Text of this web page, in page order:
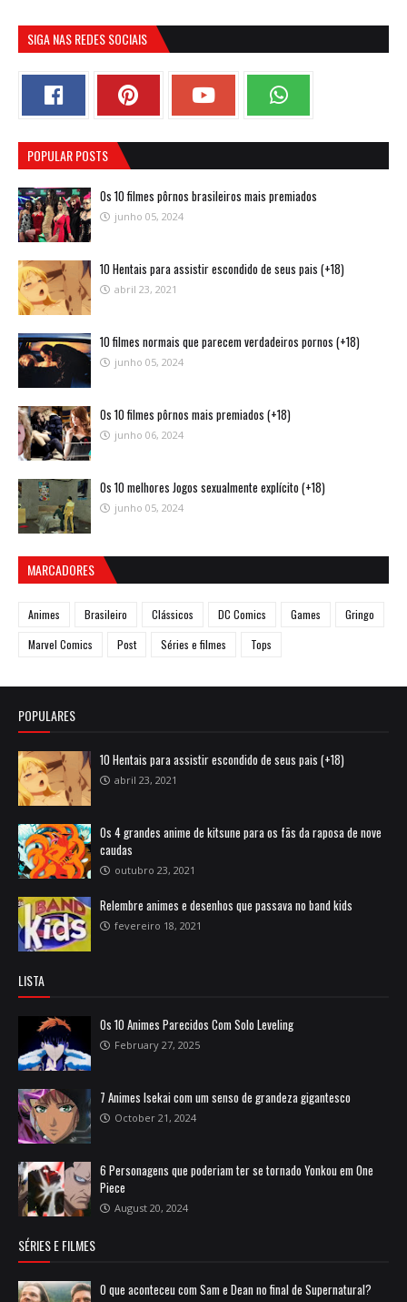
SIGA NAS REDES SOCIAIS
POPULAR POSTS
Os 10 filmes pôrnos brasileiros mais premiados
junho 05, 2024
10 Hentais para assistir escondido de seus pais (+18)
abril 23, 2021
10 filmes normais que parecem verdadeiros pornos (+18)
junho 05, 2024
Os 10 filmes pôrnos mais premiados (+18)
junho 06, 2024
Os 10 melhores Jogos sexualmente explícito (+18)
junho 05, 2024
MARCADORES
Animes Brasileiro Clássicos DC Comics Games
Gringo
Marvel Comics
Post Séries e filmes Tops
POPULARES
10 Hentais para assistir escondido de seus pais (+18)
abril 23, 2021
Os 4 grandes anime de kitsune para os fãs da raposa de nove
caudas
outubro 23, 2021
Relembre animes e desenhos que passava no band kids
fevereiro 18, 2021
LISTA
Os 10 Animes Parecidos Com Solo Leveling
February 27, 2025
7 Animes Isekai com um senso de grandeza gigantesco
October 21, 2024
6 Personagens que poderiam ter se tornado Yonkou em One
Piece
August 20, 2024
SÉRIES E FILMES
O que aconteceu com Sam e Dean no final de Supernatural?